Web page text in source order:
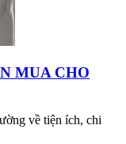
MUA CHO
về tiện ích, chi